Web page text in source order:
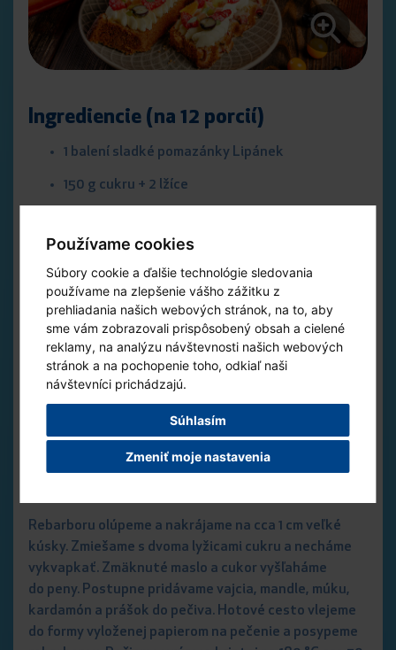
Používame cookies
Súbory cookie a ďalšie technológie sledovania
používame na zlepšenie vášho zážitku z
prehliadania našich webových stránok, na to, aby
sme vám zobrazovali prispôsobený obsah a cielené
reklamy, na analýzu návštevnosti našich webových
stránok a na pochopenie toho, odkiaľ naši
návštevníci prichádzajú.
Súhlasím
Zmeniť moje nastavenia
Ingrediencie (na 12 porcií)
1 balení sladké pomazánky Lipánek
150 g cukru + 2 lžíce
3 vejce
100 g mletých mandlí
150 g hladké mouky
2 lžičky kypřícího prášku
0,5 lžičky mletého kardamomu
2 řapíky rebarbory
Rebarboru olúpeme a nakrájame na cca 1 cm veľké
kúsky. Zmiešame s dvoma lyžicami cukru a necháme
vykvapkať. Zmäknuté maslo a cukor vyšľaháme
do peny. Postupne pridávame vajcia, mandle, múku,
kardamón a prášok do pečiva. Hotové cesto vlejeme
do formy vyloženej papierom na pečenie a posypeme